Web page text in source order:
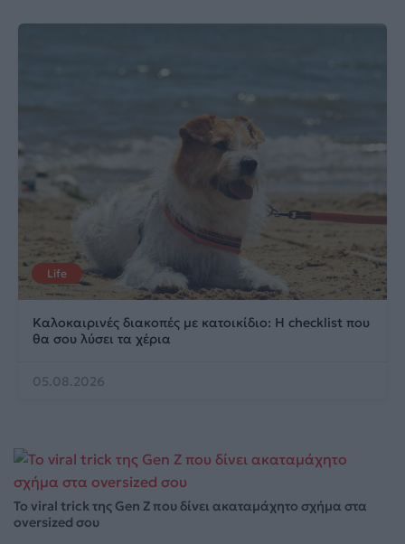
Life
Καλοκαιρινές διακοπές με κατοικίδιο: Η checklist που
θα σου λύσει τα χέρια
05.08.2026
Το viral trick της Gen Z που δίνει ακαταμάχητο σχήμα στα
oversized σου